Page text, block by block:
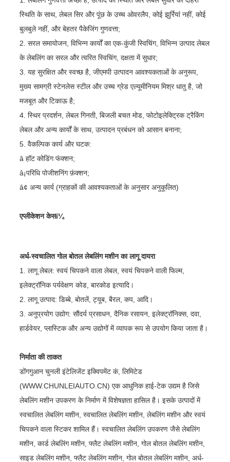
स्थिति के साथ, लेबल सिर और पूंछ के उच्च ओवरलैप, कोई झुर्रियां नहीं, कोई
बुलबुले नहीं, और बेहतर पैकेजिंग गुणवत्ता;
2. सरल समायोजन, विभिन्न कार्यों का एक-कुंजी स्विचिंग, विभिन्न उत्पाद लेबल
के लेबलिंग का सरल और त्वरित स्विचिंग, दक्षता में सुधार;
3. यह सुरक्षित और स्वच्छ है, जीएमपी उत्पादन आवश्यकताओं के अनुरूप,
मुख्य सामग्री स्टेनलेस स्टील और उच्च ग्रेड एल्यूमीनियम मिश्र धातु है, जो
मजबूत और टिकाऊ है;
4. स्थिर प्रदर्शन, लेबल गिनती, बिजली बचत मोड, फोटोइलेक्ट्रिक ट्रैकिंग
लेबल और अन्य कार्यों के साथ, उत्पादन प्रबंधन को आसान बनाना;
5. वैकल्पिक कार्य और घटक:
â हॉट कोडिंग फंक्शन;
â¡परिधि पोजीशनिंग फ़ंक्शन;
â¢ अन्य कार्य (ग्राहकों की आवश्यकताओं के अनुसार अनुकूलित)
एप्लीकेशन केसï¼
अर्ध-स्वचालित गोल बोतल लेबलिंग मशीन का लागू दायरा
1. लागू लेबल: स्वयं चिपकने वाला लेबल, स्वयं चिपकने वाली फिल्म,
इलेक्ट्रॉनिक पर्यवेक्षण कोड, बारकोड इत्यादि।
2. लागू उत्पाद: डिब्बे, बोतलें, ट्यूब, बैरल, कप, आदि।
3. अनुप्रयोग उद्योग: सौंदर्य प्रसाधन, दैनिक रसायन, इलेक्ट्रॉनिक्स, दवा,
हार्डवेयर, प्लास्टिक और अन्य उद्योगों में व्यापक रूप से उपयोग किया जाता है।
निर्माता की ताकत
डोंगगुआन चुनली इंटेलिजेंट इक्विपमेंट कं, लिमिटेड
(WWW.CHUNLEIAUTO.CN) एक आधुनिक हाई-टेक उद्यम है जिसे
लेबलिंग मशीन उपकरण के निर्माण में विशेषज्ञता हासिल है। इसके उत्पादों में
स्वचालित लेबलिंग मशीन, स्वचालित लेबलिंग मशीन, लेबलिंग मशीन और स्वयं
चिपकने वाला स्टिकर शामिल हैं। स्वचालित लेबलिंग उपकरण जैसे लेबलिंग
मशीन, कार्ड लेबलिंग मशीन, फ्लैट लेबलिंग मशीन, गोल बोतल लेबलिंग मशीन,
साइड लेबलिंग मशीन, फ्लैट लेबलिंग मशीन, गोल बोतल लेबलिंग मशीन, अर्ध-